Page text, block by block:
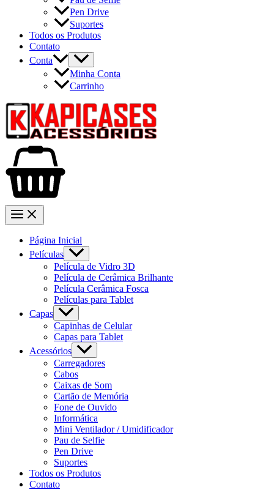
Pen Drive
Suportes
Todos os Produtos
Contato
Conta
Minha Conta
Carrinho
Página Inicial
Películas
Película de Vidro 3D
Película de Cerâmica Brilhante
Película Cerâmica Fosca
Películas para Tablet
Capas
Capinhas de Celular
Capas para Tablet
Acessórios
Carregadores
Cabos
Caixas de Som
Cartão de Memória
Fone de Ouvido
Informática
Mini Ventilador / Umidificador
Pau de Selfie
Pen Drive
Suportes
Todos os Produtos
Contato